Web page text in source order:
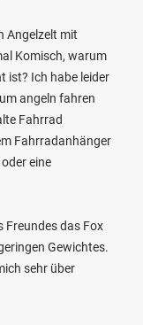
Angelzelt mit
Komisch, warum
ist? Ich habe leider
angeln fahren
Fahrrad
Fahrradanhänger
eine
Freundes das Fox
Gewichtes.
sehr über